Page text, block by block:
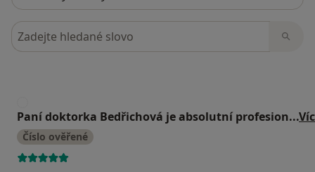
Hledejte v názorech
Paní doktorka Bedřichová je absolutní profesion...
Číslo ověřené